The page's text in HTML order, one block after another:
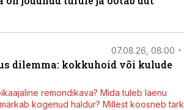
07.08.26, 08:00
dilemma: kokkuhoid või kulude
remondikava? Mida tuleb laenu
kogenud haldur? Millest koosneb tark